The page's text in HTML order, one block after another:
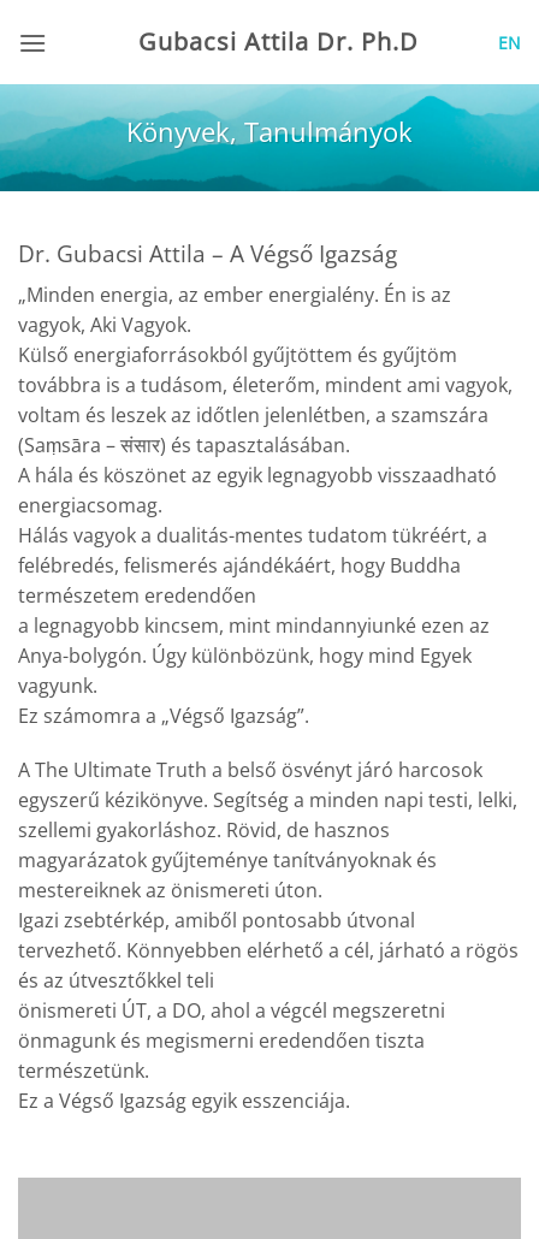
Gubacsi Attila Dr. Ph.D EN
Könyvek, Tanulmányok
Dr. Gubacsi Attila – A Végső Igazság
„Minden energia, az ember energialény. Én is az
vagyok, Aki Vagyok.
Külső energiaforrásokból gyűjtöttem és gyűjtöm
továbbra is a tudásom, életerőm, mindent ami vagyok,
voltam és leszek az időtlen jelenlétben, a szamszára
(Saṃsāra – संसार) és tapasztalásában.
A hála és köszönet az egyik legnagyobb visszaadható
energiacsomag.
Hálás vagyok a dualitás-mentes tudatom tükréért, a
felébredés, felismerés ajándékáért, hogy Buddha
természetem eredendően
a legnagyobb kincsem, mint mindannyiunké ezen az
Anya-bolygón. Úgy különbözünk, hogy mind Egyek
vagyunk.
Ez számomra a „Végső Igazság”.
A The Ultimate Truth a belső ösvényt járó harcosok
egyszerű kézikönyve. Segítség a minden napi testi, lelki,
szellemi gyakorláshoz. Rövid, de hasznos
magyarázatok gyűjteménye tanítványoknak és
mestereiknek az önismereti úton.
Igazi zsebtérkép, amiből pontosabb útvonal
tervezhető. Könnyebben elérhető a cél, járható a rögös
és az útvesztőkkel teli
önismereti ÚT, a DO, ahol a végcél megszeretni
önmagunk és megismerni eredendően tiszta
természetünk.
Ez a Végső Igazság egyik esszenciája.